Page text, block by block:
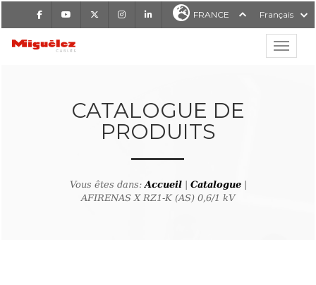
FacebookYoutube InstagramLinkedIn FRANCE Français
Miguélez Cables
CATALOGUE DE
PRODUITS
Vous êtes dans:Accueil| Catalogue|
AFIRENAS X RZ1-K (AS) 0,6/1 kV